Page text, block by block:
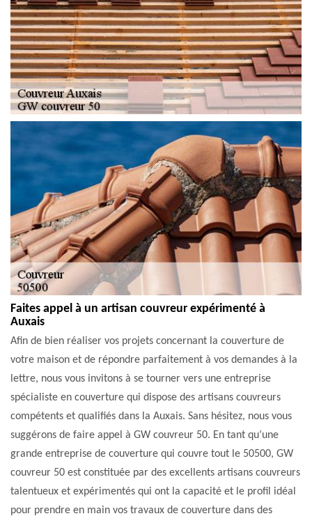
Faites appel à un artisan couvreur expérimenté à
Auxais
Afin de bien réaliser vos projets concernant la couverture de
votre maison et de répondre parfaitement à vos demandes à la
lettre, nous vous invitons à se tourner vers une entreprise
spécialiste en couverture qui dispose des artisans couvreurs
compétents et qualifiés dans la Auxais. Sans hésitez, nous vous
suggérons de faire appel à GW couvreur 50. En tant qu’une
grande entreprise de couverture qui couvre tout le 50500, GW
couvreur 50 est constituée par des excellents artisans couvreurs
talentueux et expérimentés qui ont la capacité et le profil idéal
pour prendre en main vos travaux de couverture dans des